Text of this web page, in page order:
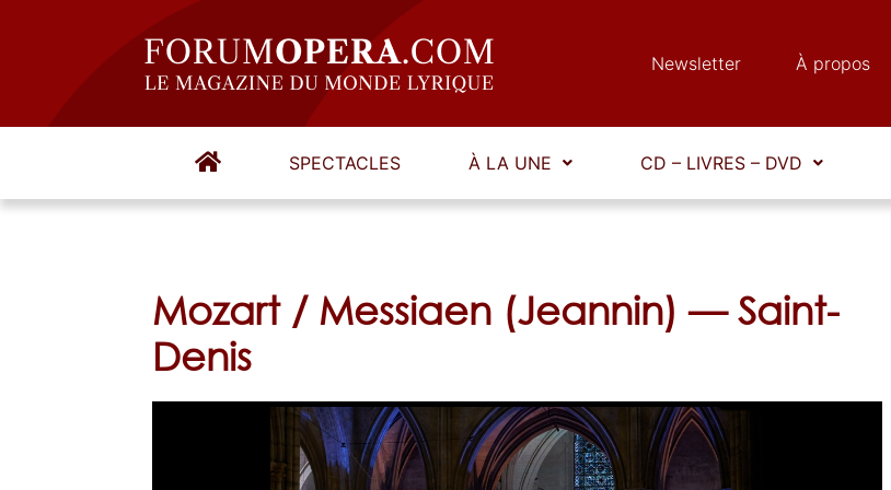
Newsletter À propos
SPECTACLES À LA UNE CD – LIVRES – DVD
Mozart / Messiaen (Jeannin) — Saint-
Denis